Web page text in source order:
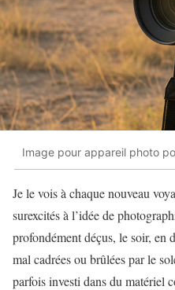
Image pour appareil photo
Je le vois à chaque nouveau
surexcités à l’idée de
profondément déçus, le soir, en
mal cadrées ou brûlées par le
parfois investi dans du matériel